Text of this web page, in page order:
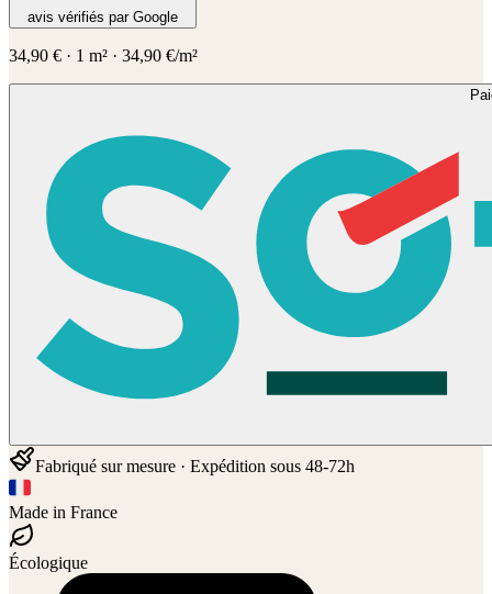
avis vérifiés par Google
34,90 € · 1 m² · 34,90 €/m²
Fabriqué sur mesure · Expédition sous 48-72h
Made in France
Écologique